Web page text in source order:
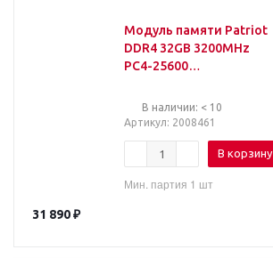
Модуль памяти Patriot
DDR4 32GB 3200MHz
PC4-25600
В наличии: < 10
Артикул: 2008461
В корзину
Мин. партия 1 шт
31 890₽